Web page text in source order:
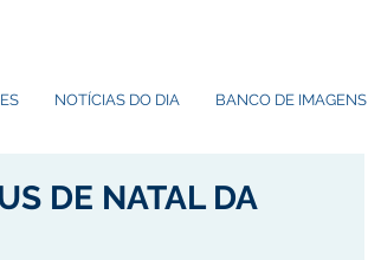
NOTÍCIAS DO DIA BANCO DE IMAGENS
DE NATAL DA